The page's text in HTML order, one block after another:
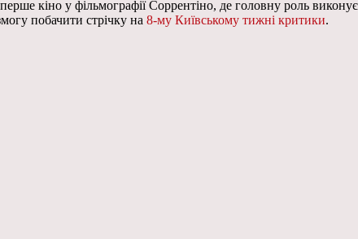
кіно у фільмографії Соррентіно, де головну роль виконує
побачити стрічку на 8-му Київському тижні критики.